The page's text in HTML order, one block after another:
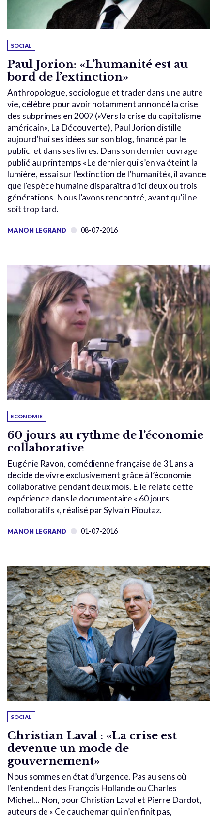
SOCIAL
Paul Jorion: «L’humanité est au
bord de l’extinction»
Anthropologue, sociologue et trader dans une autre
vie, célèbre pour avoir notamment annoncé la crise
des subprimes en 2007 («Vers la crise du capitalisme
américain», La Découverte), Paul Jorion distille
aujourd’hui ses idées sur son blog, financé par le
public, et dans ses livres. Dans son dernier ouvrage
publié au printemps «Le dernier qui s’en va éteint la
lumière, essai sur l’extinction de l’humanité», il avance
que l’espèce humaine disparaîtra d’ici deux ou trois
générations. Nous l’avons rencontré, avant qu’il ne
soit trop tard.
MANON LEGRAND 08-07-2016
ECONOMIE
60 jours au rythme de l’économie
collaborative
Eugénie Ravon, comédienne française de 31 ans a
décidé de vivre exclusivement grâce à l’économie
collaborative pendant deux mois. Elle relate cette
expérience dans le documentaire « 60 jours
collaboratifs », réalisé par Sylvain Pioutaz.
MANON LEGRAND 01-07-2016
SOCIAL
Christian Laval : «La crise est
devenue un mode de
gouvernement»
Nous sommes en état d’urgence. Pas au sens où
l’entendent des François Hollande ou Charles
Michel… Non, pour Christian Laval et Pierre Dardot,
auteurs de « Ce cauchemar qui n’en finit pas,